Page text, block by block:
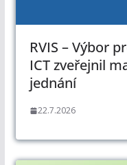
RVIS – Výbor
ICT zveřejnil
jednání
22.7.2026